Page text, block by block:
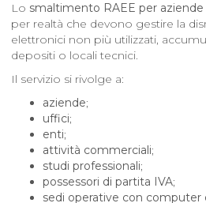
Lo smaltimento RAEE per aziende
per realtà che devono gestire la
elettronici non più utilizzati,
depositi o locali tecnici.
Il servizio si rivolge a:
aziende;
uffici;
enti;
attività commerciali;
studi professionali;
possessori di partita IVA;
sedi operative con computer